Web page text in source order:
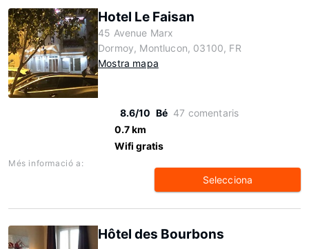
Hotel Le Faisan
45 Avenue Marx
Dormoy, Montlucon, 03100, FR
Mostra mapa
8.6/10 Bé 47 comentaris
0.7 km
Wifi gratis
Més informació a:
Selecciona
Hôtel des Bourbons